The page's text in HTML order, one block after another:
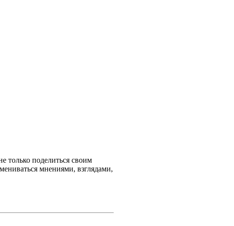
только поделиться своим
мнениями, взглядами,